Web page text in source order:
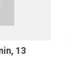
13